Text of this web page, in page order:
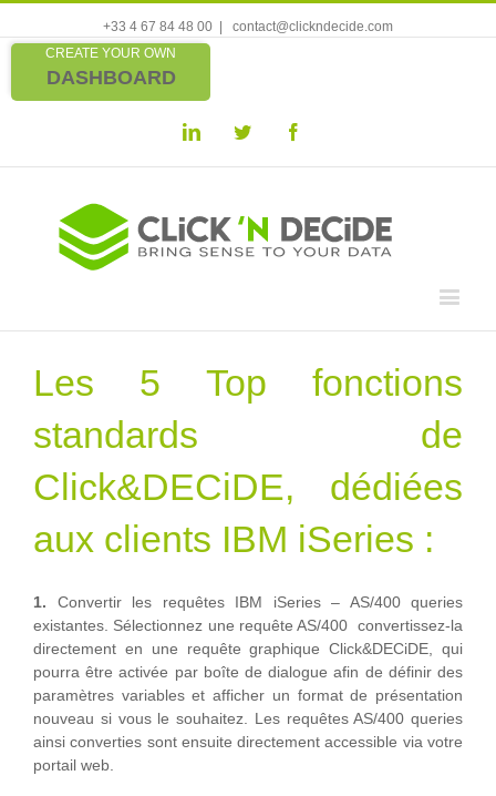
+33 4 67 84 48 00
contact@clickndecide.com
CREATE YOUR OWN
DASHBOARD
LinkedinTwitter
Les 5 Top fonctions
standards de
Click&DECiDE, dédiées
aux clients IBM iSeries :
1. Convertir les requêtes IBM iSeries – AS/400 queries
existantes. Sélectionnez une requête AS/400 convertissez-la
directement en une requête graphique Click&DECiDE, qui
pourra être activée par boîte de dialogue afin de définir des
paramètres variables et afficher un format de présentation
nouveau si vous le souhaitez. Les requêtes AS/400 queries
ainsi converties sont ensuite directement accessible via votre
portail web.